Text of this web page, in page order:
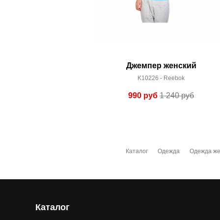
Джемпер женский
K10226 - Reebok
990 руб 1 240руб
Каталог Одежда Одежда
Каталог